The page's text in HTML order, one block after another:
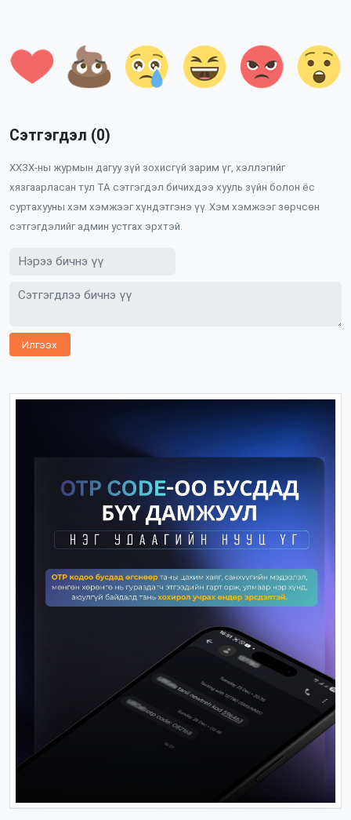
Сэтгэгдэл (0)
ХХЗХ-ны журмын дагуу зүй зохисгүй зарим үг, хэллэгийг
хязгаарласан тул ТА сэтгэгдэл бичихдээ хууль зүйн болон ёс
суртахууны хэм хэмжээг хүндэтгэнэ үү. Хэм хэмжээг зөрчсөн
сэтгэгдэлийг админ устгах эрхтэй.
Илгээх